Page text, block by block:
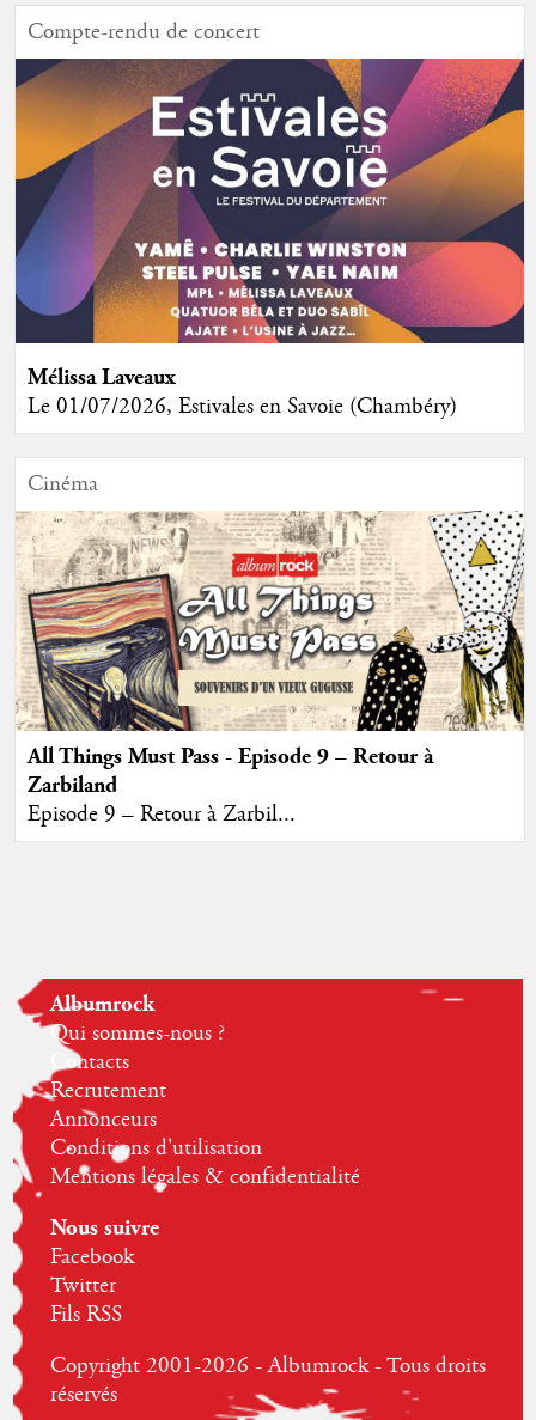
Compte-rendu de concert
Mélissa Laveaux
Le 01/07/2026, Estivales en Savoie (Chambéry)
Cinéma
All Things Must Pass - Episode 9 – Retour à
Zarbiland
Episode 9 – Retour à Zarbil...
Albumrock
Qui sommes-nous ?
Contacts
Recrutement
Annonceurs
Conditions d'utilisation
Mentions légales & confidentialité
Nous suivre
Facebook
Twitter
Fils RSS
Copyright 2001-2026 - Albumrock - Tous droits
réservés